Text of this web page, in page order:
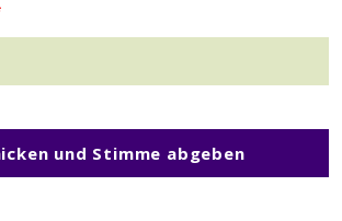
und Stimme abgeben